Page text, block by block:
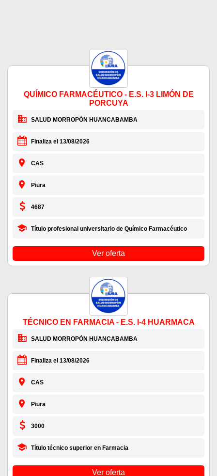
QUÍMICO FARMACÉUTICO - E.S. I-3 LIMÓN DE
PORCUYA
SALUD MORROPÓN HUANCABAMBA
Finaliza el 13/08/2026
CAS
Piura
4687
Título profesional universitario de Químico Farmacéutico
Ver oferta
TÉCNICO EN FARMACIA - E.S. I-4 HUARMACA
SALUD MORROPÓN HUANCABAMBA
Finaliza el 13/08/2026
CAS
Piura
3000
Título técnico superior en Farmacia
Ver oferta